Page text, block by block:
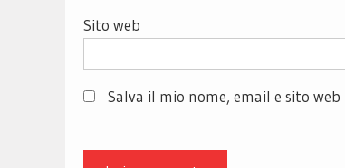
Sito web
Salva il mio nome, email e sito